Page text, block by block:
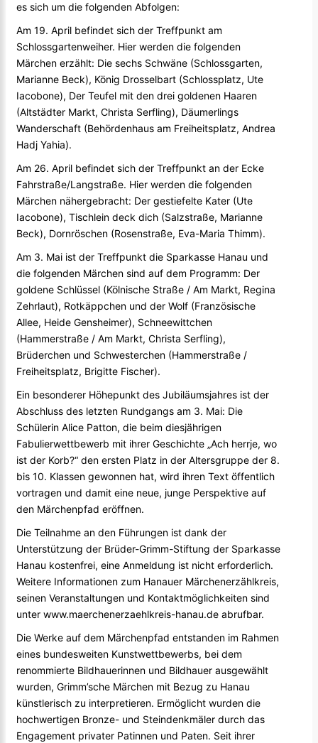
es sich um die folgenden Abfolgen:
Am 19. April befindet sich der Treffpunkt am
Schlossgartenweiher. Hier werden die folgenden
Märchen erzählt: Die sechs Schwäne (Schlossgarten,
Marianne Beck), König Drosselbart (Schlossplatz, Ute
Iacobone), Der Teufel mit den drei goldenen Haaren
(Altstädter Markt, Christa Serfling), Däumerlings
Wanderschaft (Behördenhaus am Freiheitsplatz, Andrea
Hadj Yahia).
Am 26. April befindet sich der Treffpunkt an der Ecke
Fahrstraße/Langstraße. Hier werden die folgenden
Märchen nähergebracht: Der gestiefelte Kater (Ute
Iacobone), Tischlein deck dich (Salzstraße, Marianne
Beck), Dornröschen (Rosenstraße, Eva-Maria Thimm).
Am 3. Mai ist der Treffpunkt die Sparkasse Hanau und
die folgenden Märchen sind auf dem Programm: Der
goldene Schlüssel (Kölnische Straße / Am Markt, Regina
Zehrlaut), Rotkäppchen und der Wolf (Französische
Allee, Heide Gensheimer), Schneewittchen
(Hammerstraße / Am Markt, Christa Serfling),
Brüderchen und Schwesterchen (Hammerstraße /
Freiheitsplatz, Brigitte Fischer).
Ein besonderer Höhepunkt des Jubiläumsjahres ist der
Abschluss des letzten Rundgangs am 3. Mai: Die
Schülerin Alice Patton, die beim diesjährigen
Fabulierwettbewerb mit ihrer Geschichte „Ach herrje, wo
ist der Korb?“ den ersten Platz in der Altersgruppe der 8.
bis 10. Klassen gewonnen hat, wird ihren Text öffentlich
vortragen und damit eine neue, junge Perspektive auf
den Märchenpfad eröffnen.
Die Teilnahme an den Führungen ist dank der
Unterstützung der Brüder-Grimm-Stiftung der Sparkasse
Hanau kostenfrei, eine Anmeldung ist nicht erforderlich.
Weitere Informationen zum Hanauer Märchenerzählkreis,
seinen Veranstaltungen und Kontaktmöglichkeiten sind
unter www.maerchenerzaehlkreis-hanau.de abrufbar.
Die Werke auf dem Märchenpfad entstanden im Rahmen
eines bundesweiten Kunstwettbewerbs, bei dem
renommierte Bildhauerinnen und Bildhauer ausgewählt
wurden, Grimm’sche Märchen mit Bezug zu Hanau
künstlerisch zu interpretieren. Ermöglicht wurden die
hochwertigen Bronze- und Steindenkmäler durch das
Engagement privater Patinnen und Paten. Seit ihrer